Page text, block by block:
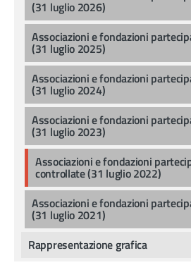
(31 luglio 2026)
Associazioni e fondazioni
(31 luglio 2025)
Associazioni e fondazioni
(31 luglio 2024)
Associazioni e fondazioni
(31 luglio 2023)
Associazioni e fondazioni
controllate (31 luglio 2022)
Associazioni e fondazioni
(31 luglio 2021)
Rappresentazione grafica